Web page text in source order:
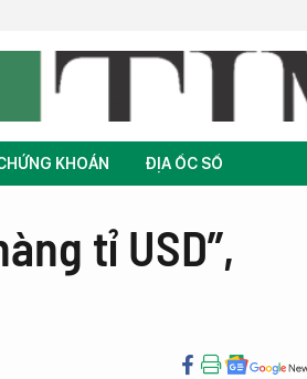
KHOÁN ĐỊA ỐC SỐ
tỉ USD”,